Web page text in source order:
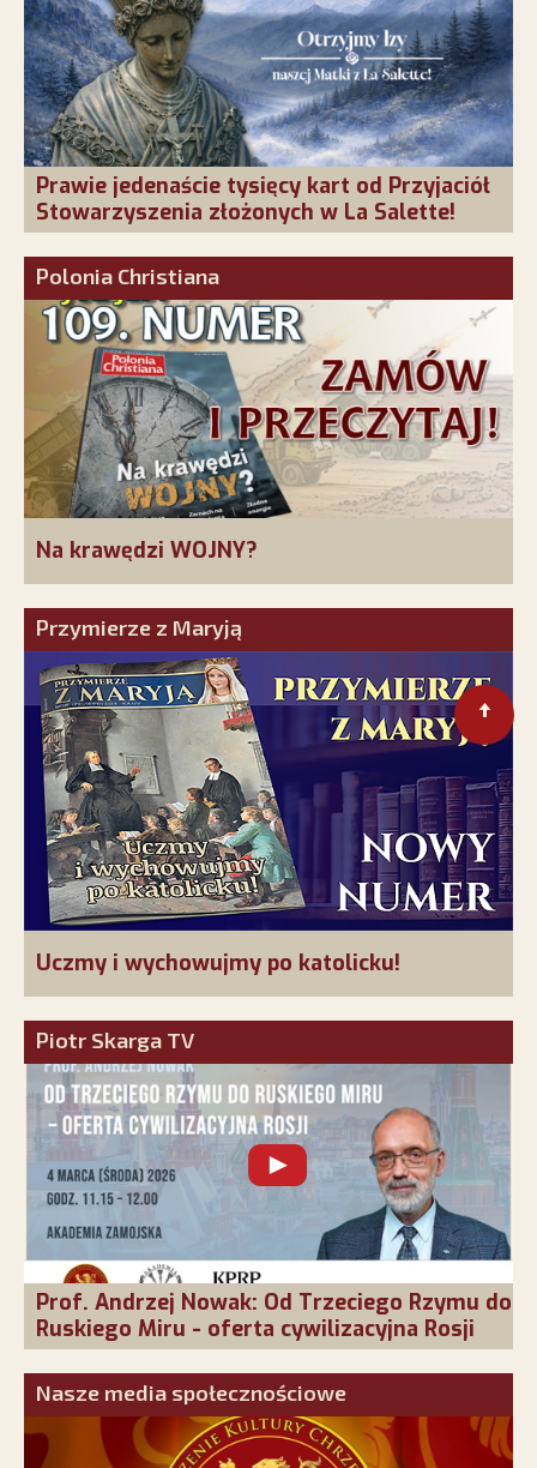
Prawie jedenaście tysięcy kart od Przyjaciół
Stowarzyszenia złożonych w La Salette!
Polonia Christiana
Na krawędzi WOJNY?
Przymierze z Maryją
Uczmy i wychowujmy po katolicku!
Piotr Skarga TV
Prof. Andrzej Nowak: Od Trzeciego Rzymu do
Ruskiego Miru - oferta cywilizacyjna Rosji
Nasze media społecznościowe